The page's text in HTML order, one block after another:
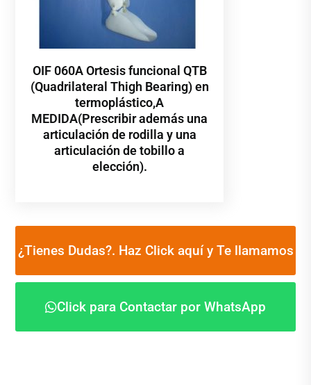
OIF 060A Ortesis funcional QTB
(Quadrilateral Thigh Bearing) en
termoplástico,A
MEDIDA(Prescribir además una
articulación de rodilla y una
articulación de tobillo a
elección).
¿Tienes Dudas?. Haz Click aquí y Te llamamos
Click para Contactar por WhatsApp